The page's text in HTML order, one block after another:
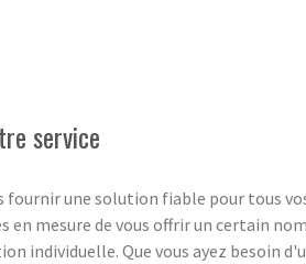
service
fournir une solution fiable pour tous
en mesure de vous offrir un certain
individuelle. Que vous ayez besoin